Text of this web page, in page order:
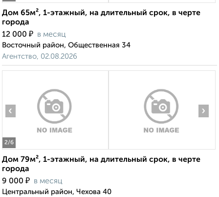
Дом 65м², 1-этажный, на длительный срок, в черте
города
12 000 ₽ в месяц
Восточный район, Общественная 34
Агентство, 02.08.2026
2/6
‹ ›
Дом 79м², 1-этажный, на длительный срок, в черте
города
9 000 ₽ в месяц
Центральный район, Чехова 40